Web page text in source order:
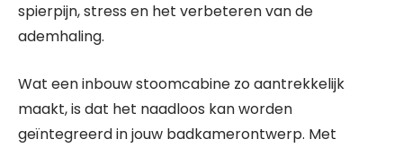
spierpijn, stress en het verbeteren van de
ademhaling.
Wat een inbouw stoomcabine zo aantrekkelijk
maakt, is dat het naadloos kan worden
geïntegreerd in jouw badkamerontwerp. Met